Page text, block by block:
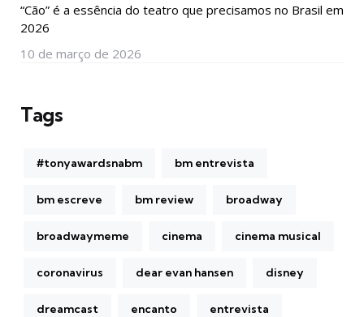
“Cão” é a essência do teatro que precisamos no Brasil em
2026
10 de março de 2026
Tags
#tonyawardsnabm bm entrevista
bm escreve bm review broadway
broadwaymeme cinema cinema musical
coronavirus dear evan hansen disney
dreamcast encanto entrevista